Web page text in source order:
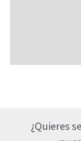
¿Quieres